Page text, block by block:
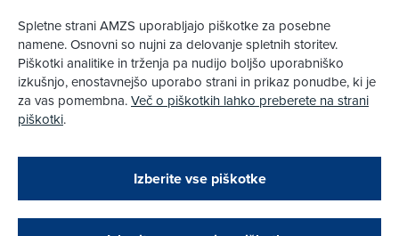
Zapri
Podarjamo vam 10 €!
Obstoječi in novi AMZS člani, ki boste v AMZS
opravili registracijo vozila, boste prejeli
Tehnika
Pravni vidiki
Piškotki
Pravno obvestilo
Pri spletni včlanitvi so podprta naslednja plačilna sredstva:
Spletne strani AMZS uporabljajo piškotke za posebne
namene. Osnovni so nujni za delovanje spletnih storitev.
Piškotki analitike in trženja pa nudijo boljšo uporabniško
izkušnjo, enostavnejšo uporabo strani in prikaz ponudbe, ki je
za vas pomembna.Več o piškotkih lahko preberete na strani
piškotki.
Izberite vse piškotke